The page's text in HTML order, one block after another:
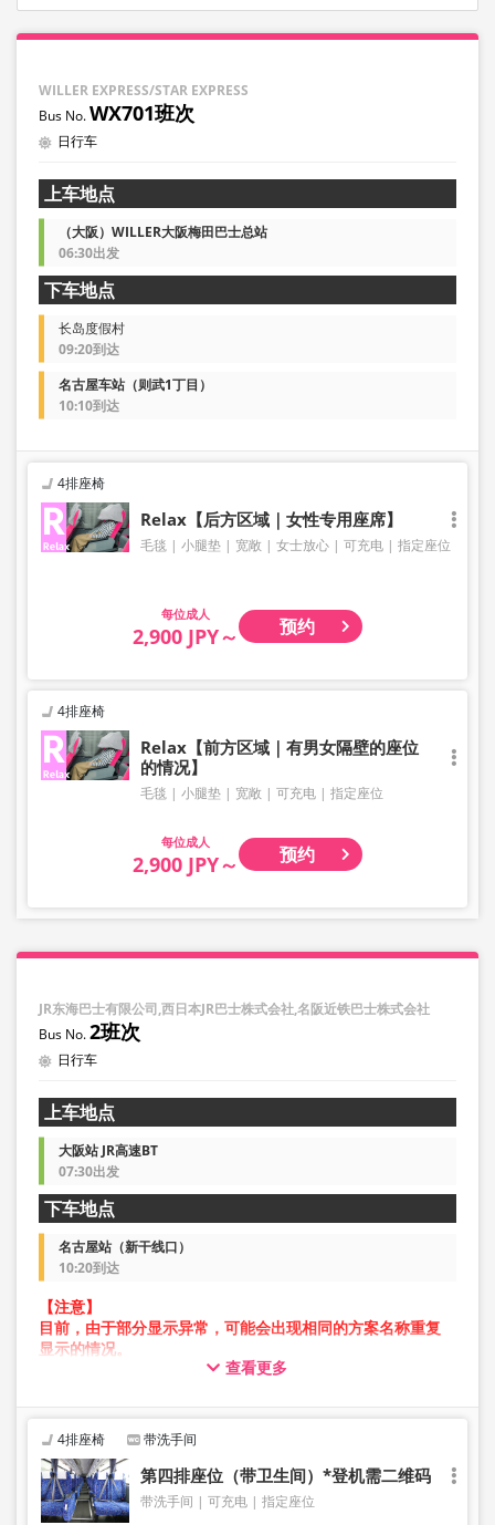
WILLER EXPRESS/STAR EXPRESS
WX701班次
日行车
上车地点
（大阪）WILLER大阪梅田巴士总站
06:30出发
下车地点
长岛度假村
09:20到达
名古屋车站（则武1丁目）
10:10到达
4排座椅
Relax【后方区域｜女性专用座席】
毛毯 小腿垫 宽敞 女士放心 可充电 指定座位
成人
2,900 JPY～ 预约
4排座椅
Relax【前方区域｜有男女隔壁的座位
的情况】
毛毯 小腿垫 宽敞 可充电 指定座位
成人
2,900 JPY～ 预约
JR东海巴士有限公司,西日本JR巴士株式会社,名阪近铁巴士株式会社
2班次
日行车
上车地点
大阪站 JR高速BT
07:30出发
下车地点
名古屋站（新干线口）
10:20到达
【注意】
目前，由于部分显示异常，可能会出现相同的方案名称重复
显示的情况。
在此情况下，预约操作过程中可能会发生错误。
的方案进行预约。
查看更多
4排座椅 带洗手间
第四排座位（带卫生间）*登机需二维码
带洗手间 可充电 指定座位